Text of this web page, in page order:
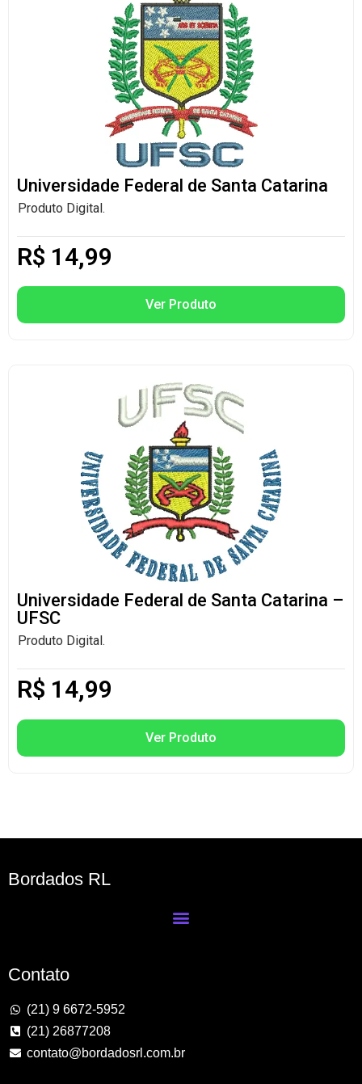
Universidade Federal de Santa Catarina
Produto Digital.
R$ 14,99
Ver Produto
Universidade Federal de Santa Catarina –
UFSC
Produto Digital.
R$ 14,99
Ver Produto
Bordados RL
Contato
(21) 9 6672-5952
(21) 26877208
contato@bordadosrl.com.br